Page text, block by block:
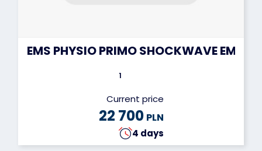
EMS PHYSIO PRIMO SHOCKWAVE EMS
1
Current price
22 700 PLN
4 days